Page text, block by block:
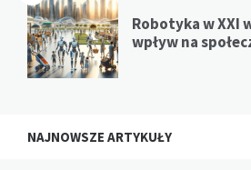
Robotyka w XXI
wpływ na
NAJNOWSZE ARTYKUŁY